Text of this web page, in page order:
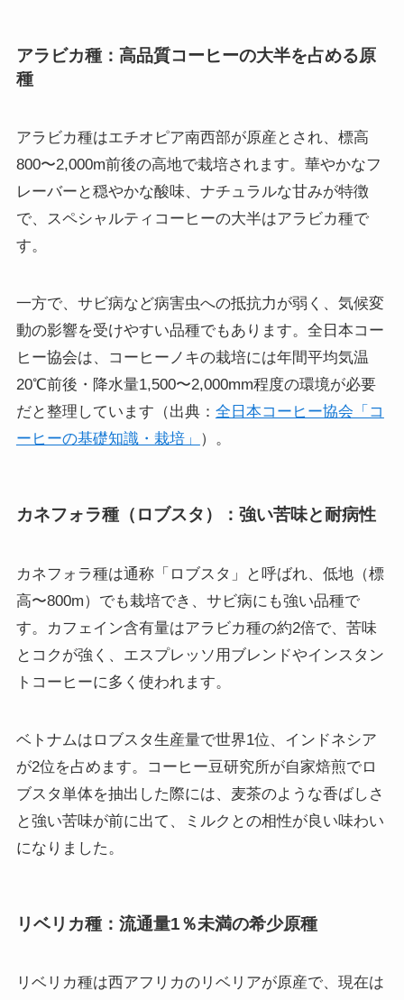
アラビカ種：高品質コーヒーの大半を占める原
種
アラビカ種はエチオピア南西部が原産とされ、標高
800〜2,000m前後の高地で栽培されます。華やかなフ
レーバーと穏やかな酸味、ナチュラルな甘みが特徴
で、スペシャルティコーヒーの大半はアラビカ種で
す。
一方で、サビ病など病害虫への抵抗力が弱く、気候変
動の影響を受けやすい品種でもあります。全日本コー
ヒー協会は、コーヒーノキの栽培には年間平均気温
20℃前後・降水量1,500〜2,000mm程度の環境が必要
だと整理しています（出典： 全日本コーヒー協会「コ
ーヒーの基礎知識・栽培」
）。
カネフォラ種（ロブスタ）：強い苦味と耐病性
カネフォラ種は通称「ロブスタ」と呼ばれ、低地（標
高〜800m）でも栽培でき、サビ病にも強い品種で
す。カフェイン含有量はアラビカ種の約2倍で、苦味
とコクが強く、エスプレッソ用ブレンドやインスタン
トコーヒーに多く使われます。
ベトナムはロブスタ生産量で世界1位、インドネシア
が2位を占めます。コーヒー豆研究所が自家焙煎でロ
ブスタ単体を抽出した際には、麦茶のような香ばしさ
と強い苦味が前に出て、ミルクとの相性が良い味わい
になりました。
リベリカ種：流通量1％未満の希少原種
リベリカ種は西アフリカのリベリアが原産で、現在は